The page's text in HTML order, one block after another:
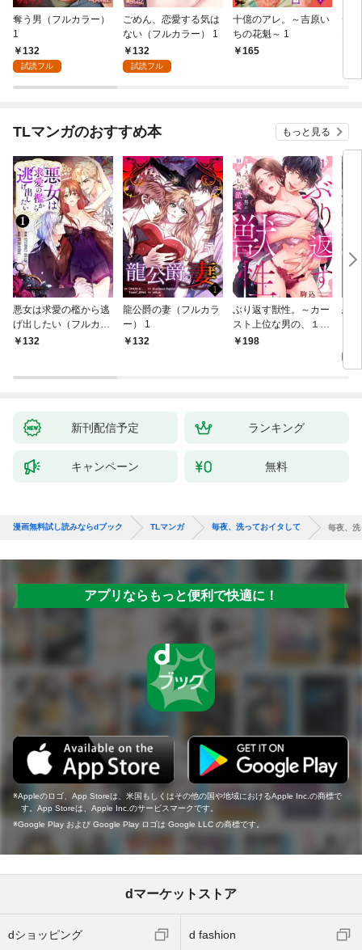
奪う男（フルカラー）
1
132
試読フル
ごめん、恋愛する気は
ない（フルカラー） 1
132
試読フル
十億のアレ。～吉原い
ちの花魁～ 1
165
デ
TLマンガのおすすめ本 もっと見る
悪女は求愛の檻から逃
げ出したい（フルカラ
ー） 1
132
龍公爵の妻（フルカラ
ー） 1
132
ぶり返す獣性。～カー
スト上位な男の、１０
年越しの激愛１
198
恋
新刊配信予定 ランキング
キャンペーン 無料
漫画無料試し読みならdブック TLマンガ 毎夜、洗っておイタして 毎夜、
アプリならもっと便利で快適に！
Appleのロゴ、App Storeは、米国もしくはその他の国や地域におけるApple Inc.の商標で
す。App Storeは、Apple Inc.のサービスマークです。
Google Play および Google Play ロゴは Google LLC の商標です。
dマーケットストア
dショッピング d fashion